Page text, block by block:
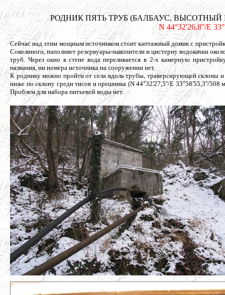
РОДНИК ПЯТЬ ТРУБ (БАЛБАУС, ВЫСОТНЫЙ №-/
N 44°32'26,8''/E
Сейчас над этим мощным источником стоит каптажный домик с
Соколиного, наполняет резервуары-накопители и цистерну водокачки
труб. Через окно в стене вода переливается в 2-х камерную
названия, ни номера источника на сооружении нет.
К роднику можно пройти от села вдоль трубы, траверсирующей склоны
ниже по склону среди тисов и орешника (N 44°32'27,5''/E 33°58'55,3''/508
Проблем для набора питьевой воды нет.